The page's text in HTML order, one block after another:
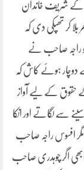
کے شریف خاندان
کر تھپکی دی کہ
راجہ صاحب نے
ہوئے کاش کہ
حقوق کے لیے آواز
عوام انھیں سینے سے لگاتے اور انکا
افسوس راجہ صاحب
اگر چوہدری صاحب